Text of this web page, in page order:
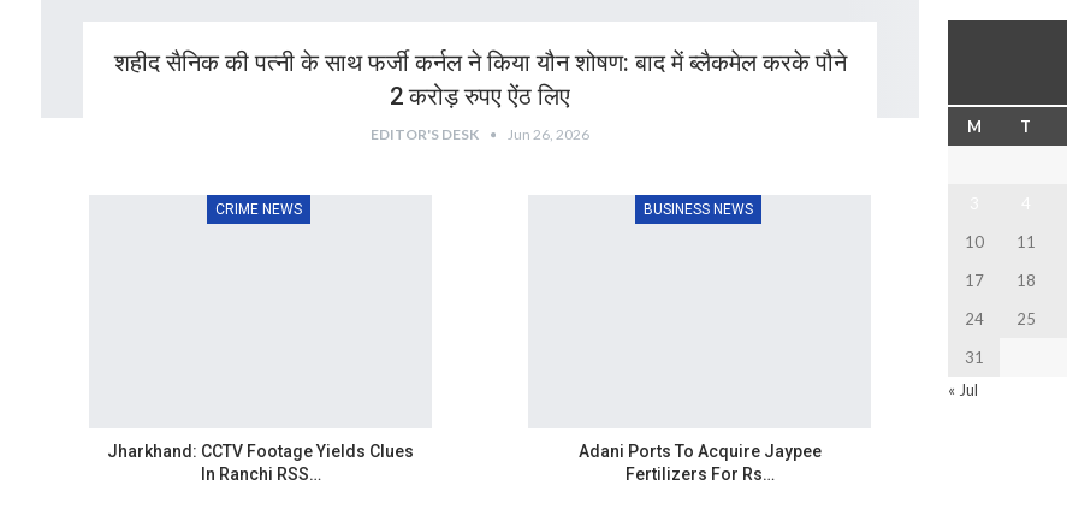
शहीद सैनिक की पत्नी के साथ फर्जी कर्नल ने किया यौन शोषण: बाद में ब्लैकमेल करके पौने
2 करोड़ रुपए ऐंठ लिए
EDITOR'S DESK Jun 26, 2026
CRIME NEWS
Jharkhand: CCTV Footage Yields Clues
In Ranchi RSS…
BUSINESS NEWS
Adani Ports To Acquire Jaypee
Fertilizers For Rs…
M T
10
11
17
18
24
25
31
« Jul